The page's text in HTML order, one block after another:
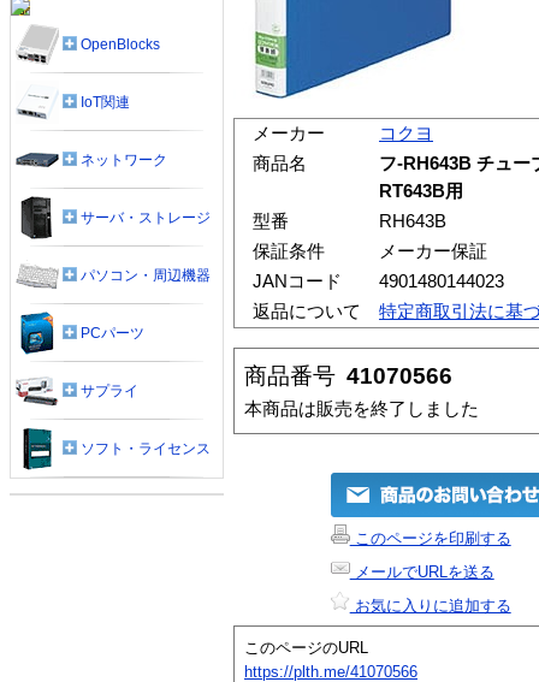
メーカー
コクヨ
商品名
フ-RH643B チュー
RT643B用
型番
RH643B
保証条件
メーカー保証
JANコード
4901480144023
返品について
特定商取引法に基
商品番号 41070566
本商品は販売を終了しました
このページを印刷する
メールでURLを送る
お気に入りに追加する
このページのURL
https://plth.me/41070566
OpenBlocks
IoT関連
ネットワーク
サーバ・ストレージ
パソコン・周辺機器
PCパーツ
サプライ
ソフト・ライセンス